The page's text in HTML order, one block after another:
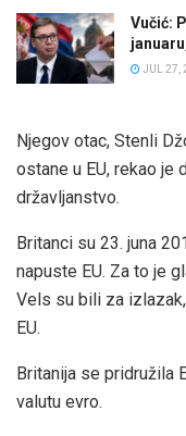
Vučić:
JUL 27,
Njegov otac, Stenli
ostane u EU, rekao je
državljanstvo.
Britanci su 23. juna
napuste EU. Za to je
Vels su bili za
EU.
Britanija se pridružila
valutu evro.